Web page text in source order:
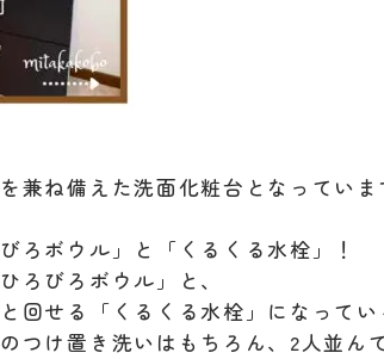
兼ね備えた洗面化粧台となっていま
ろボウル」と「くるくる水栓」！
ろびろボウル」と、
回せる「くるくる水栓」になってい
つけ置き洗いはもちろん、2人並